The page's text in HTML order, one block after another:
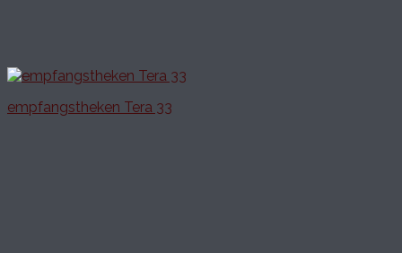
empfangstheken Tera 33